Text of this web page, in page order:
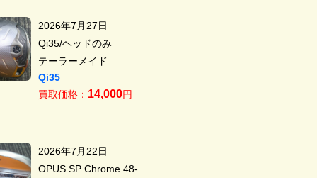
2026年7月27日
Qi35/ヘッドのみ
テーラーメイド
Qi35
買取価格： 14,000円
2026年7月22日
OPUS SP Chrome 48-